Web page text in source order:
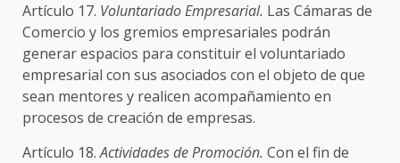
Artículo 17. Voluntariado Empresarial. Las Cámaras de
Comercio y los gremios empresariales podrán
generar espacios para constituir el voluntariado
empresarial con sus asociados con el objeto de que
sean mentores y realicen acompañamiento en
procesos de creación de empresas.
Artículo 18.Actividades de Promoción. Con el fin de